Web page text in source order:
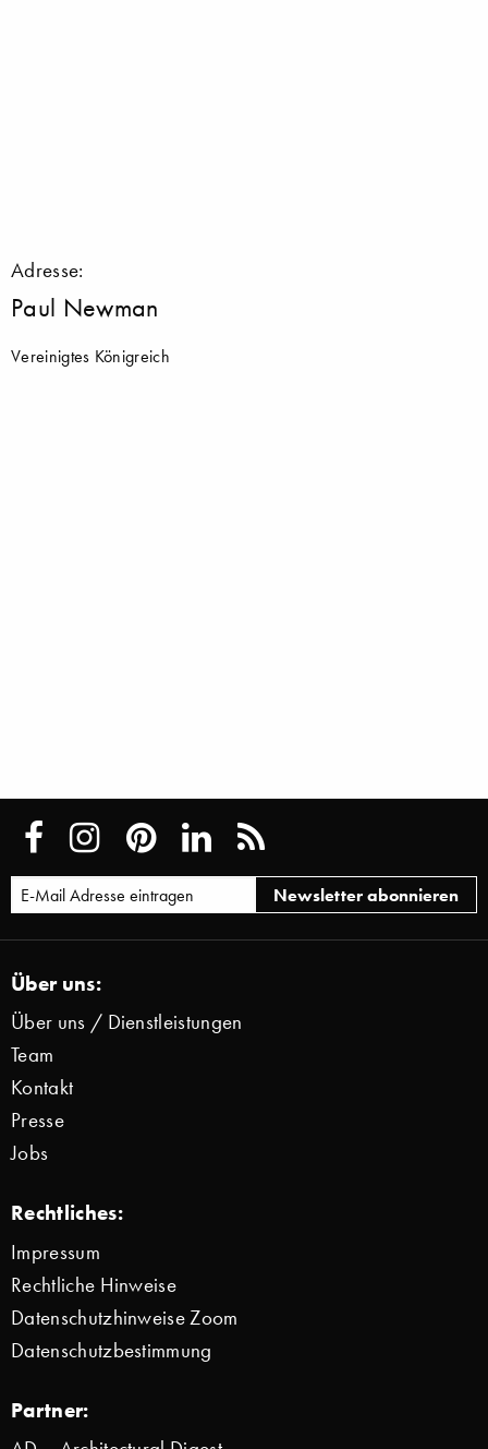
Adresse:
Paul Newman
Vereinigtes Königreich
Über uns:
Über uns / Dienstleistungen
Team
Kontakt
Presse
Jobs
Rechtliches:
Impressum
Rechtliche Hinweise
Datenschutzhinweise Zoom
Datenschutzbestimmung
Partner: